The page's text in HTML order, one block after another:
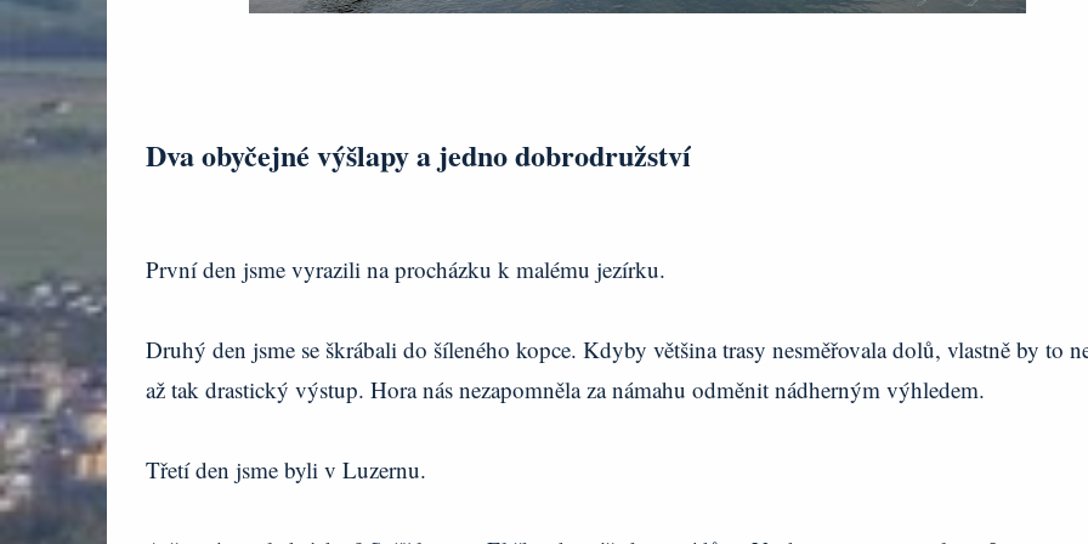
Dva obyčejné výšlapy a jedno dobrodružství
První den jsme vyrazili na procházku k malému jezírku.
Druhý den jsme se škrábali do šíleného kopce. Kdyby většina trasy nesměřovala dolů, vlastně by to
až tak drastický výstup. Hora nás nezapomněla za námahu odměnit nádherným výhledem.
Třetí den jsme byli v Luzernu.